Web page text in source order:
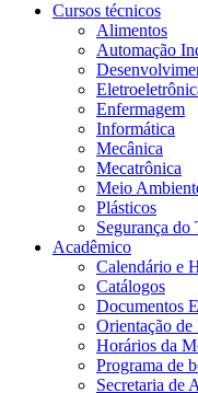
Cursos técnicos
Alimentos
Automação
Enfermagem
Informática
Mecânica
Mecatrônica
Meio
Plásticos
Segurança do
Acadêmico
Calendário e
Catálogos
Documentos
Orientação de
Horários da
Programa de
Secretaria de